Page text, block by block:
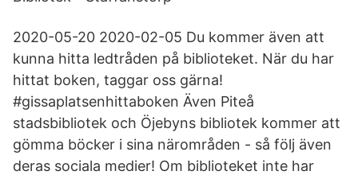
2020-05-20 2020-02-05 Du kommer även att
kunna hitta ledtråden på biblioteket. När du har
hittat boken, taggar oss gärna!
#gissaplatsenhittaboken Även Piteå
stadsbibliotek och Öjebyns bibliotek kommer att
gömma böcker i sina närområden - så följ även
deras sociala medier! Om biblioteket inte har